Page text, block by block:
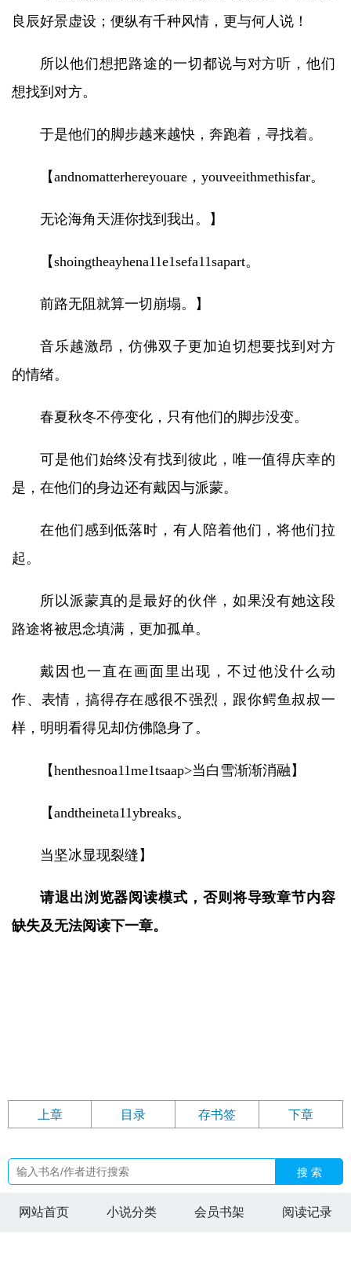
良辰好景虚设；便纵有千种风情，更与何人说！
所以他们想把路途的一切都说与对方听，他们
想找到对方。
于是他们的脚步越来越快，奔跑着，寻找着。
【andnomatterhereyouare，youveeithmethisfar。
无论海角天涯你找到我出。】
【shoingtheayhena11e1sefa11sapart。
前路无阻就算一切崩塌。】
音乐越激昂，仿佛双子更加迫切想要找到对方
的情绪。
春夏秋冬不停变化，只有他们的脚步没变。
可是他们始终没有找到彼此，唯一值得庆幸的
是，在他们的身边还有戴因与派蒙。
在他们感到低落时，有人陪着他们，将他们拉
起。
所以派蒙真的是最好的伙伴，如果没有她这段
路途将被思念填满，更加孤单。
戴因也一直在画面里出现，不过他没什么动
作、表情，搞得存在感很不强烈，跟你鳄鱼叔叔一
样，明明看得见却仿佛隐身了。
【henthesnoa11me1tsaap>当白雪渐渐消融】
【andtheineta11ybreaks。
当坚冰显现裂缝】
请退出浏览器阅读模式，否则将导致章节内容
缺失及无法阅读下一章。
上章 目录 存书签 下章
搜 索
网站首页 小说分类 会员书架 阅读记录